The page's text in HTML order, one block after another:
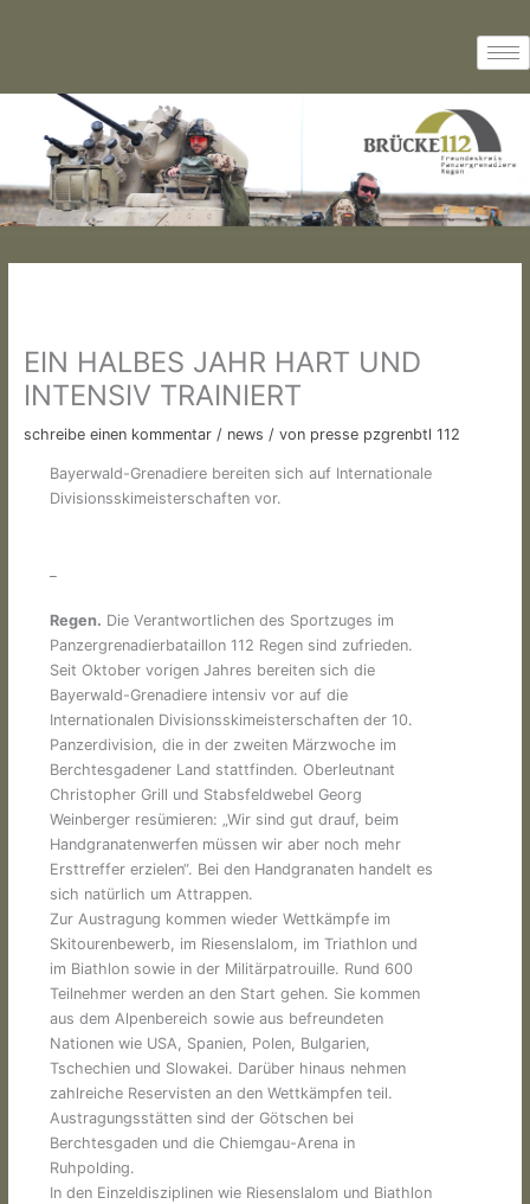
EIN HALBES JAHR HART UND
INTENSIV TRAINIERT
schreibe einen kommentar / news / von presse pzgrenbtl 112
Bayerwald-Grenadiere bereiten sich auf Internationale
Divisionsskimeisterschaften vor.
Regen. Die Verantwortlichen des Sportzuges im
Panzergrenadierbataillon 112 Regen sind zufrieden.
Seit Oktober vorigen Jahres bereiten sich die
Bayerwald-Grenadiere intensiv vor auf die
Internationalen Divisionsskimeisterschaften der 10.
Panzerdivision, die in der zweiten Märzwoche im
Berchtesgadener Land stattfinden. Oberleutnant
Christopher Grill und Stabsfeldwebel Georg
Weinberger resümieren: „Wir sind gut drauf, beim
Handgranatenwerfen müssen wir aber noch mehr
Ersttreffer erzielen“. Bei den Handgranaten handelt es
sich natürlich um Attrappen.
Zur Austragung kommen wieder Wettkämpfe im
Skitourenbewerb, im Riesenslalom, im Triathlon und
im Biathlon sowie in der Militärpatrouille. Rund 600
Teilnehmer werden an den Start gehen. Sie kommen
aus dem Alpenbereich sowie aus befreundeten
Nationen wie USA, Spanien, Polen, Bulgarien,
Tschechien und Slowakei. Darüber hinaus nehmen
zahlreiche Reservisten an den Wettkämpfen teil.
Austragungsstätten sind der Götschen bei
Berchtesgaden und die Chiemgau-Arena in
Ruhpolding.
In den Einzeldisziplinen wie Riesenslalom und Biathlon